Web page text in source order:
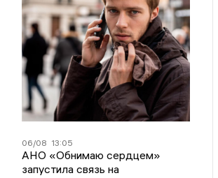
06/08 13:05
АНО «Обнимаю сердцем»
запустила связь на